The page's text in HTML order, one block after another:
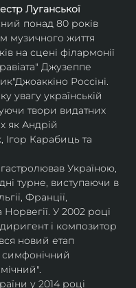
Луганської
понад 80 років
музичного життя
на сцені філармонії
Джузеппе
Россіні.
увагу українській
твори видатних
як Андрій
Карабиць та
Україною,
турне, виступаючи в
Франції,
Норвегії. У 2002 році
і композитор
новий етап
симфонічний
у 2014 році